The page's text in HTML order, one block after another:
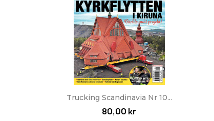
Snabbvy
Trucking Scandinavia Nr 10...
80,00 kr